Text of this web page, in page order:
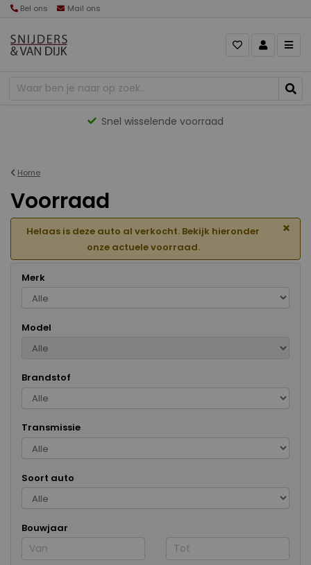
Bel ons Mail ons
Gevarieerd aanbod
Home
Voorraad
Helaas is deze auto al verkocht. Bekijk hieronder
onze actuele voorraad.
×
Merk
Model
Brandstof
Transmissie
Soort auto
Bouwjaar